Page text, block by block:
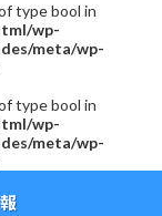
type bool in
wp-
meta/wp-
type bool in
wp-
meta/wp-